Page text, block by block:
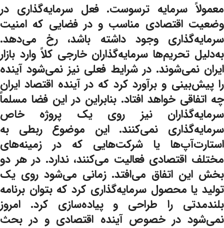
معمولاً سرمایه ترسوست. فعل سرمایه‌گذاری در
وضعیت اقتصادی مناسب و در فضایی که امنیت
سرمایه‌گذاری وجود داشته باشد، رخ می‌دهد.
به‌دلیل تحریم‌ها سرمایه‌گذاران خارجی کلاً وارد بازار
ایران نمی‌شوند. در شرایط فعلی نیز نمی‌شود آینده
را پیش‌بینی و برآورد کرد که در آینده اقتصاد ایران
چه اتفاقی خواهد افتاد. بنابراین در این فضا مسلماً
سرمایه‌گذاران نیز روی یک پروژه خاص
سرمایه‌گذاری نمی‌کنند. این موضوع ربطی به
استارت‌آپ‌ها یا شرکت‌هایی که در زمینه‌های
مختلف اقتصادی فعالیت می‌کنند، ندارد. در هر دو
بخش این اتفاق می‌افتد. زمانی می‌شود روی یک
تولید یا محصول سرمایه‌گذاری کرد که بتوان برنامه
بلندمدتی را طراحی و پیاده‌سازی کرد. امروز
نمی‌شود در خصوص آینده اقتصادی و در بحث